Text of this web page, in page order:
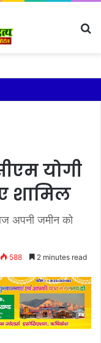
पहाड़ी
योगी
शामिल
अपनी जमीन को
588 2 minutes read